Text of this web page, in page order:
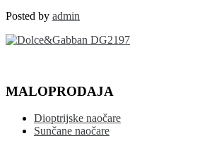
Posted by admin
MALOPRODAJA
Dioptrijske naočare
Sunčane naočare